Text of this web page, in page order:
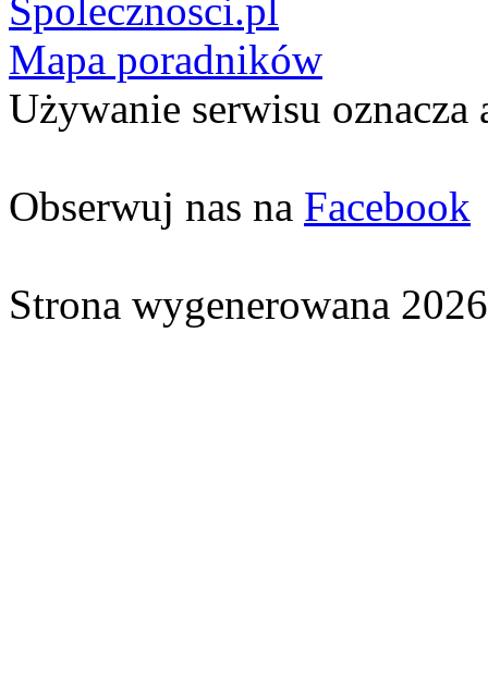
Spolecznosci.pl
Mapa poradników
Używanie serwisu oznacza
Obserwuj nas na Facebook
Strona wygenerowana